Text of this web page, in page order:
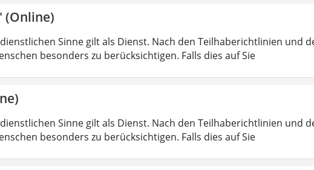
(Online)
Sinne gilt als Dienst. Nach den Teilhaberichtlinien und
besonders zu berücksichtigen. Falls dies auf Sie
Sinne gilt als Dienst. Nach den Teilhaberichtlinien und
besonders zu berücksichtigen. Falls dies auf Sie